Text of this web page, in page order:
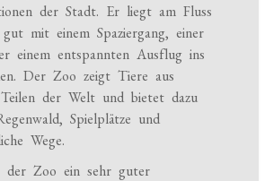
der Stadt. Er liegt am Fluss
mit einem Spaziergang, einer
einem entspannten Ausflug ins
Der Zoo zeigt Tiere aus
Teilen der Welt und bietet dazu
Spielplätze und
Wege.
der Zoo ein sehr guter